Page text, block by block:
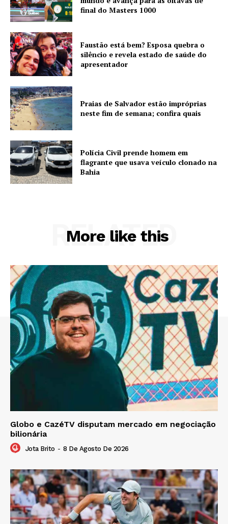
final do Masters 1000
Faustão está bem? Esposa quebra o
silêncio e revela estado de saúde do
apresentador
Praias de Salvador estão impróprias
neste fim de semana; confira quais
Polícia Civil prende homem em
flagrante que usava veículo clonado na
Bahia
More like this
RELATED
Globo e CazéTV disputam mercado em negociação
bilionária
Jota Brito - 8 De Agosto De 2026